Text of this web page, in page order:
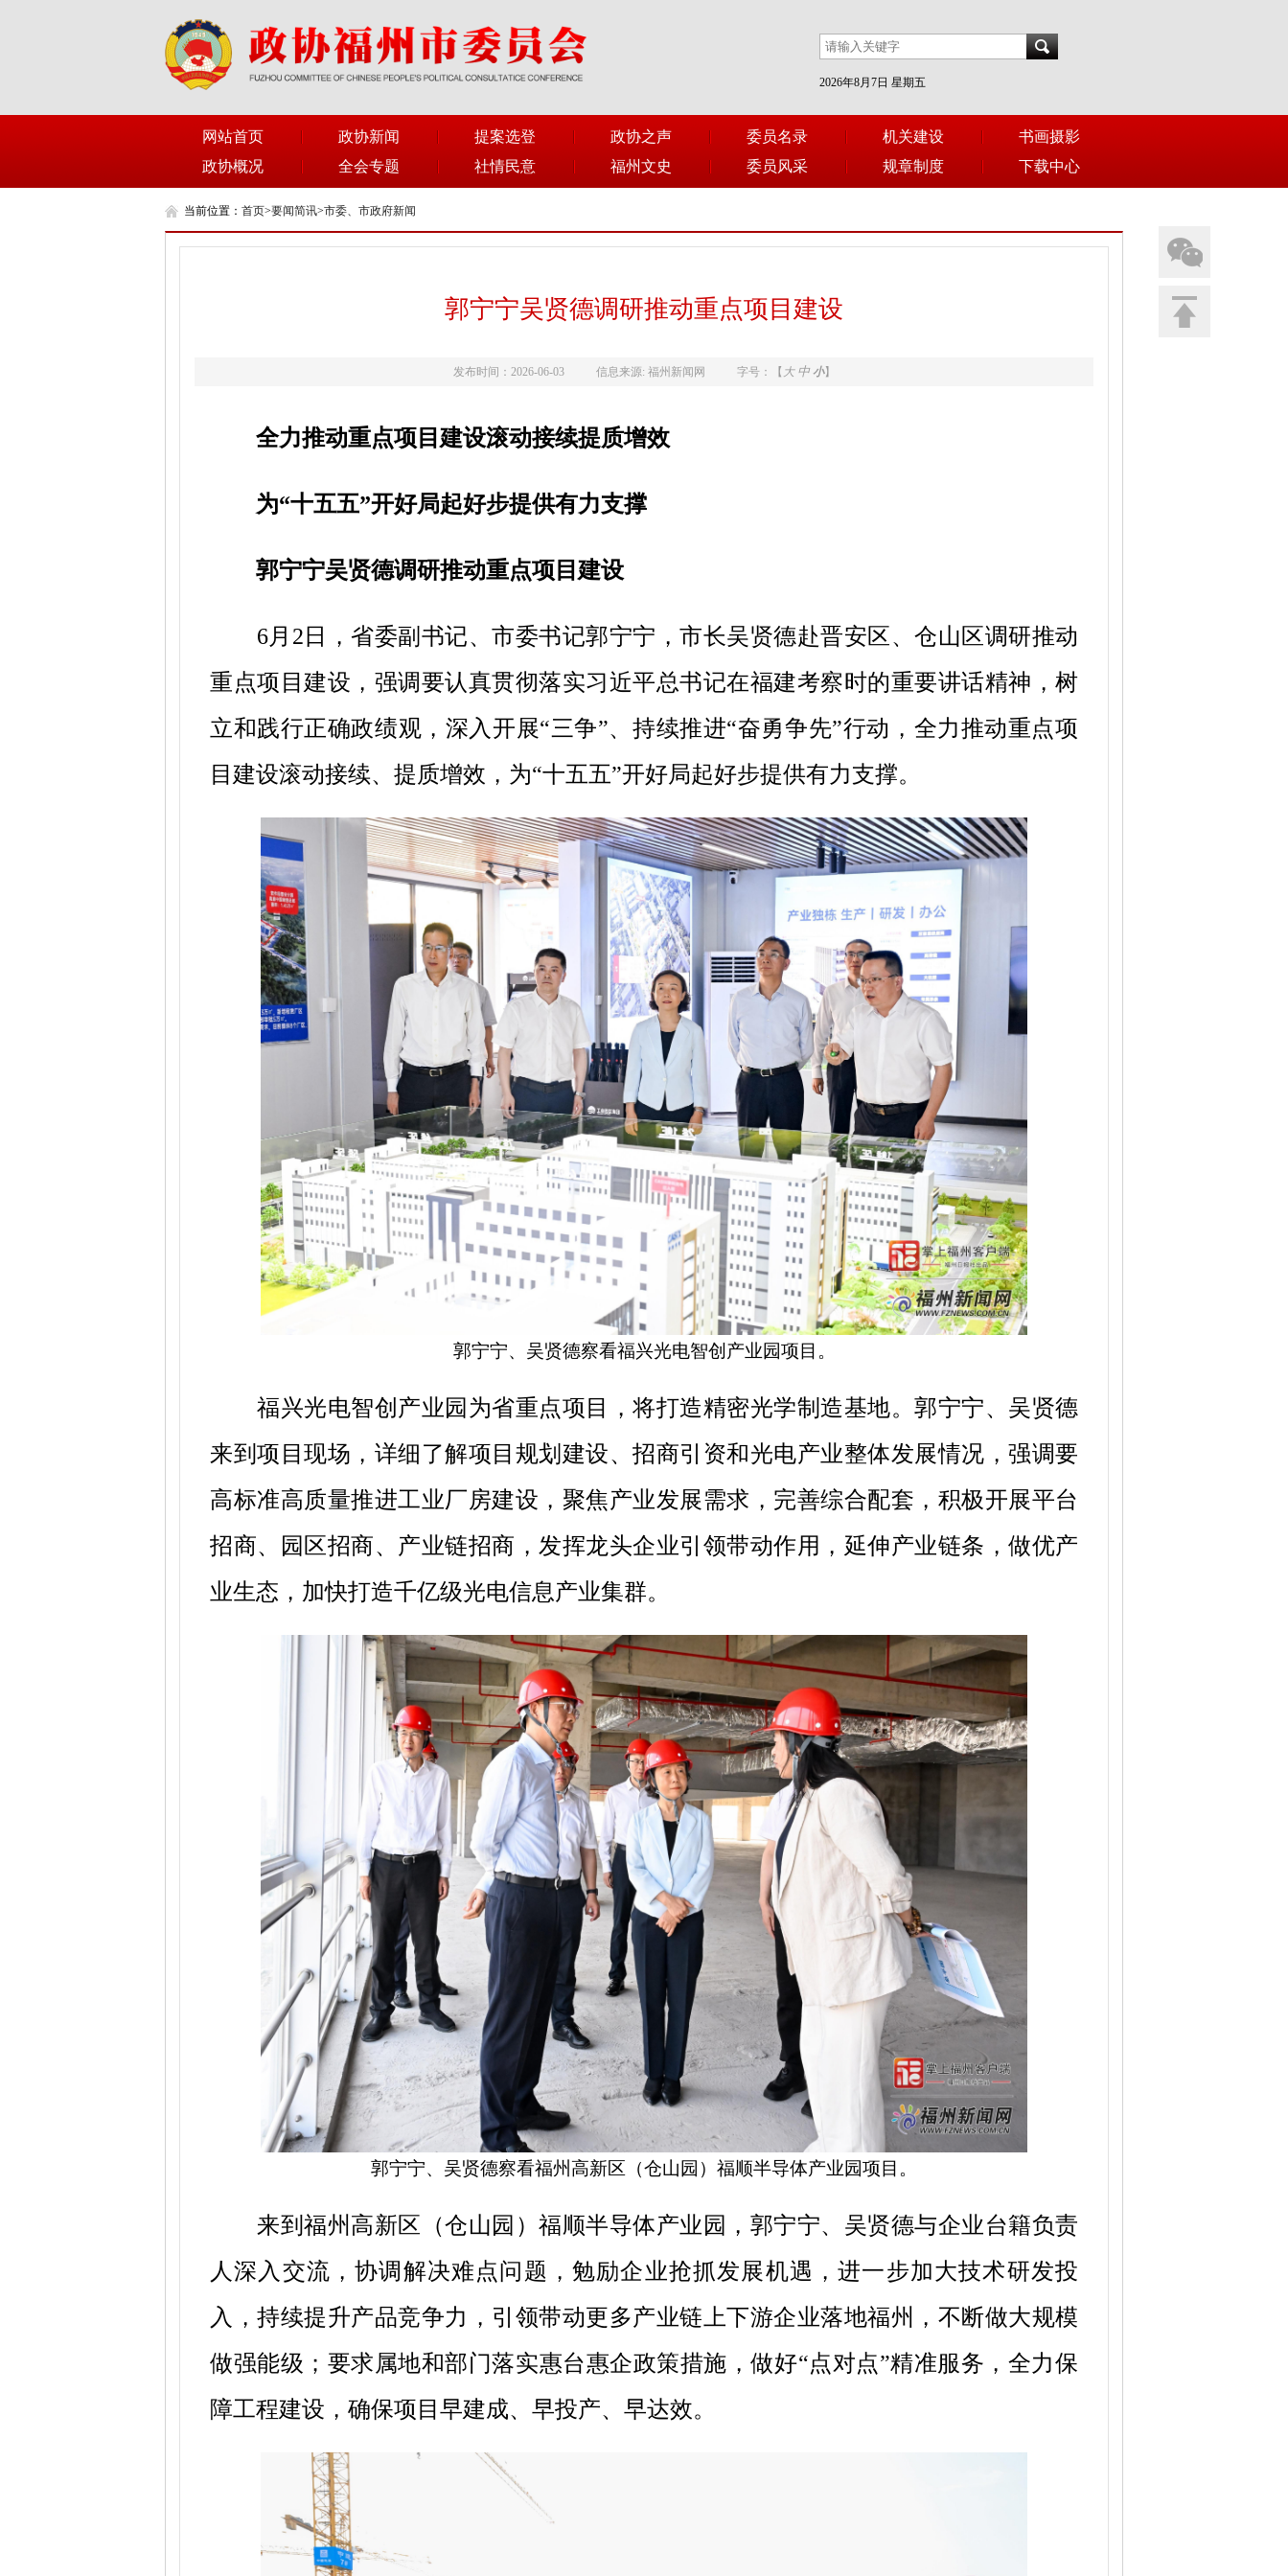
2026年8月7日 星期五
网站首页 政协新闻 提案选登 政协之声 委员名录 机关建设
书画摄影
政协概况
全会专题 社情民意 福州文史 委员风采 规章制度 下载中心
当前位置： 首页>要闻简讯>市委、市政府新闻
郭宁宁吴贤德调研推动重点项目建设
发布时间：2026-06-03 信息来源: 福州新闻网 字号：【 大 中 小】
全力推动重点项目建设滚动接续提质增效
为“十五五”开好局起好步提供有力支撑
郭宁宁吴贤德调研推动重点项目建设
6月2日，省委副书记、市委书记郭宁宁，市长吴贤德赴晋安区、仓山区调研推动
重点项目建设，强调要认真贯彻落实习近平总书记在福建考察时的重要讲话精神，树
立和践行正确政绩观，深入开展“三争”、持续推进“奋勇争先”行动，全力推动重点项
目建设滚动接续、提质增效，为“十五五”开好局起好步提供有力支撑。
郭宁宁、吴贤德察看福兴光电智创产业园项目。
福兴光电智创产业园为省重点项目，将打造精密光学制造基地。郭宁宁、吴贤德
来到项目现场，详细了解项目规划建设、招商引资和光电产业整体发展情况，强调要
高标准高质量推进工业厂房建设，聚焦产业发展需求，完善综合配套，积极开展平台
招商、园区招商、产业链招商，发挥龙头企业引领带动作用，延伸产业链条，做优产
业生态，加快打造千亿级光电信息产业集群。
郭宁宁、吴贤德察看福州高新区（仓山园）福顺半导体产业园项目。
来到福州高新区（仓山园）福顺半导体产业园，郭宁宁、吴贤德与企业台籍负责
人深入交流，协调解决难点问题，勉励企业抢抓发展机遇，进一步加大技术研发投
入，持续提升产品竞争力，引领带动更多产业链上下游企业落地福州，不断做大规模
做强能级；要求属地和部门落实惠台惠企政策措施，做好“点对点”精准服务，全力保
障工程建设，确保项目早建成、早投产、早达效。